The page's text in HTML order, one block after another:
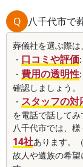
Q 八千代市で
葬儀社を選ぶ際は
・ 口コミや評価
・ 費用の透明性
確認しましょう。
・ スタッフの対
を電話で話してみ
八千代市では、
14社あります。
故人や遺族の希